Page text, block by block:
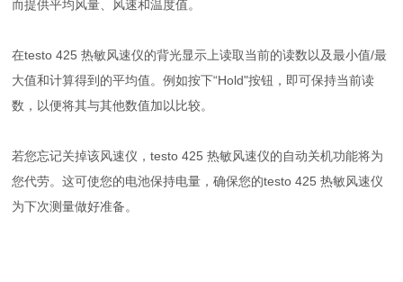
而提供平均风量、风速和温度值。
在testo 425 热敏风速仪的背光显示上读取当前的读数以及最小值/最
大值和计算得到的平均值。例如按下“Hold"按钮，即可保持当前读
数，以便将其与其他数值加以比较。
若您忘记关掉该风速仪，testo 425 热敏风速仪的自动关机功能将为
您代劳。这可使您的电池保持电量，确保您的testo 425 热敏风速仪
为下次测量做好准备。